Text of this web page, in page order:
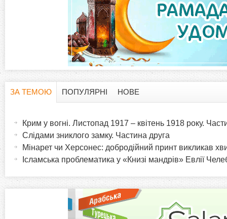
ЗА ТЕМОЮ
н
ПОПУЛЯРНІ НОВЕ
Крим у вогні. Листопад 1917 – квітень 1918 року.
Слідами зниклого замку. Частина друга
Мінарет чи Херсонес: добродійний принт викликав
Ісламська проблематика у «Книзі мандрів» Евлії